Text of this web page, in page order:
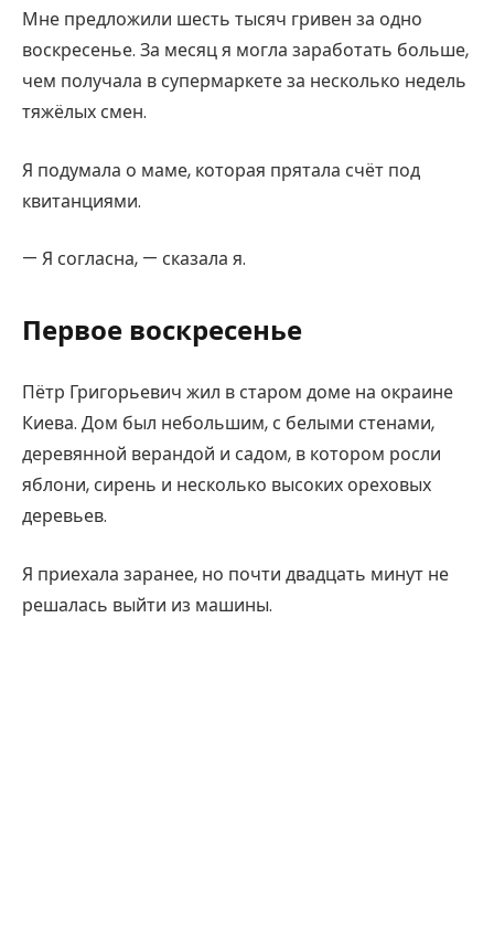
Мне предложили шесть тысяч гривен за одно
воскресенье. За месяц я могла заработать больше,
чем получала в супермаркете за несколько недель
тяжёлых смен.
Я подумала о маме, которая прятала счёт под
квитанциями.
— Я согласна, — сказала я.
Первое воскресенье
Пётр Григорьевич жил в старом доме на окраине
Киева. Дом был небольшим, с белыми стенами,
деревянной верандой и садом, в котором росли
яблони, сирень и несколько высоких ореховых
деревьев.
Я приехала заранее, но почти двадцать минут не
решалась выйти из машины.